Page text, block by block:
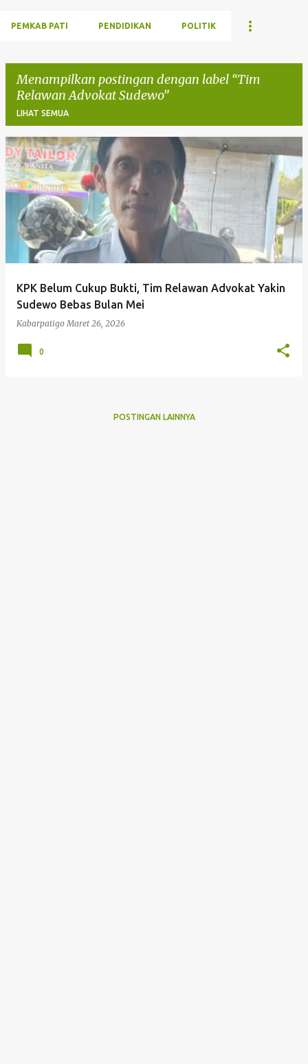
PEMKAB PATI PENDIDIKAN POLITIK
Menampilkan postingan dengan label Tim
Relawan Advokat Sudewo
LIHAT SEMUA
P
o
s
KPK Belum Cukup Bukti, Tim Relawan Advokat Yakin
Sudewo Bebas Bulan Mei
Kabarpatigo Maret 26, 2026
0
POSTINGAN LAINNYA
Kabarpatigo